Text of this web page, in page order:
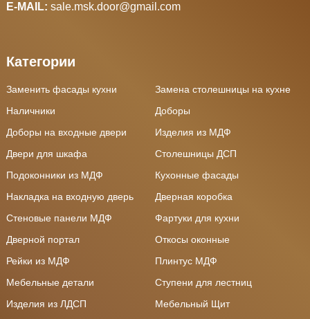
E-MAIL: sale.msk.door@gmail.com
Категории
Заменить фасады кухни
Замена столешницы на кухне
Наличники
Доборы
Доборы на входные двери
Изделия из МДФ
Двери для шкафа
Столешницы ДСП
Подоконники из МДФ
Кухонные фасады
Накладка на входную дверь
Дверная коробка
Стеновые панели МДФ
Фартуки для кухни
Дверной портал
Откосы оконные
Рейки из МДФ
Плинтус МДФ
Мебельные детали
Ступени для лестниц
Изделия из ЛДСП
Мебельный Щит